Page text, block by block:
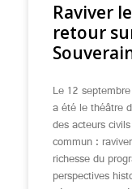
Raviver
retour
Le 12
a été le théâtre
des acteurs
commun :
richesse du
perspectives